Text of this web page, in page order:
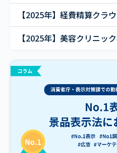
【2025年】経費精算クラ
【2025年】美容クリニッ